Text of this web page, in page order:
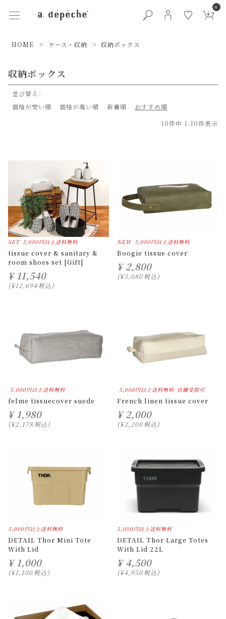
0
HOME ケース・収納 収納ボックス
収納ボックス
並び替え
価格が安い順
価格が高い順 新着順
おすすめ順
10件中 1-10件表示
SET 5,000円以上送料無料
tissue cover & sanitary &
room shoes set [Gift]
¥ 11,540
¥12,694 税込
NEW 5,000円以上送料無料
Boogie tissue cover
¥ 2,800
¥3,080税込
5,000円以上送料無料
felme tissuecover suede
¥ 1,980
¥2,178税込
5,000円以上送料無料 店舗受取可
French linen tissue cover
¥ 2,000
¥2,200税込
5,000円以上送料無料
DETAIL Thor Mini Tote
With Lid
¥ 1,000
¥1,100税込
5,000円以上送料無料
DETAIL Thor Large Totes
With Lid 22L
¥ 4,500
¥4,950税込